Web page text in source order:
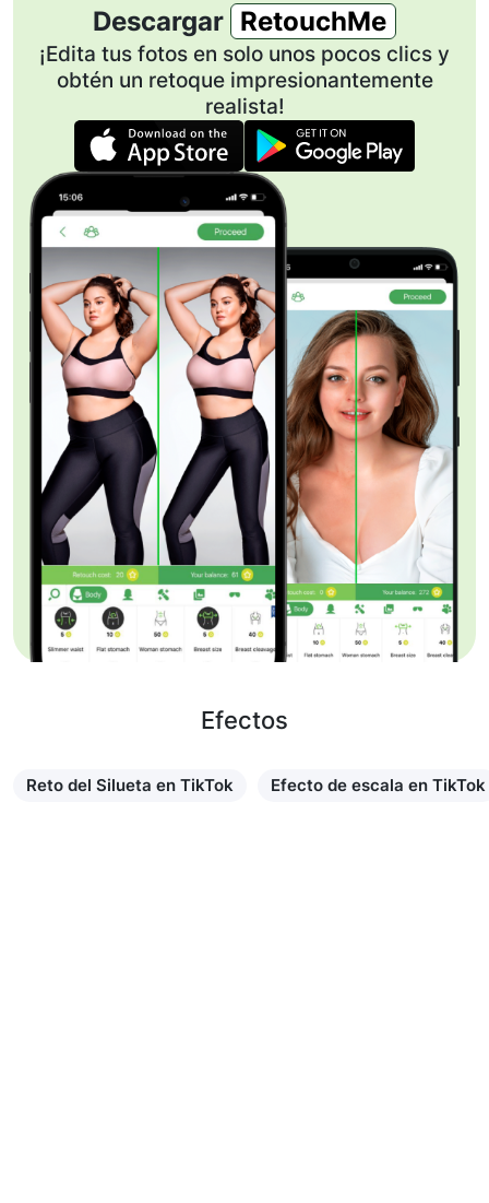
Descargar RetouchMe
¡Edita tus fotos en solo unos pocos clics y
obtén un retoque impresionantemente
realista!
Efectos
Reto del Silueta en TikTok
Efecto de escala en TikTok